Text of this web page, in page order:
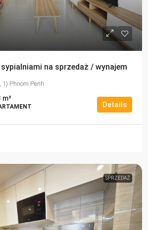
na sprzedaż / wynajem
Phnom Penh
m²
Details
SPRZEDAŻ